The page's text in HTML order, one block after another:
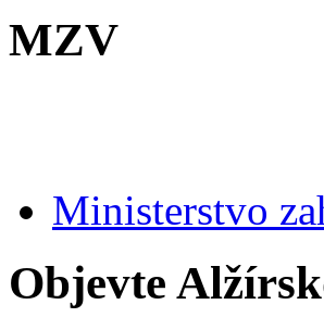
MZV
Ministerstvo
Objevte